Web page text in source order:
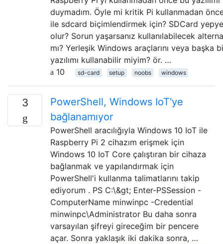
duymadım. Öyle mi kritik Pi kullanmadan
ile sdcard biçimlendirmek için? SDCard
olur? Sorun yaşarsanız kullanılabilecek
mı? Yerleşik Windows araçlarını veya başka
yazılımı kullanabilir miyim? ör. …
10
sd-card setup noobs windows
3
PowerShell, Windows IoT'ye
bağlanamıyor
PowerShell aracılığıyla Windows 10 IoT ile
Raspberry Pi 2 cihazım erişmek için
Windows 10 IoT Core çalıştıran bir cihaza
bağlanmak ve yapılandırmak için
PowerShell'i kullanma talimatlarını takip
ediyorum . PS C:\&gt; Enter-PSSession -
ComputerName minwinpc -Credential
minwinpc\Administrator Bu daha sonra
varsayılan şifreyi gireceğim bir pencere
açar. Sonra yaklaşık iki dakika sonra, …